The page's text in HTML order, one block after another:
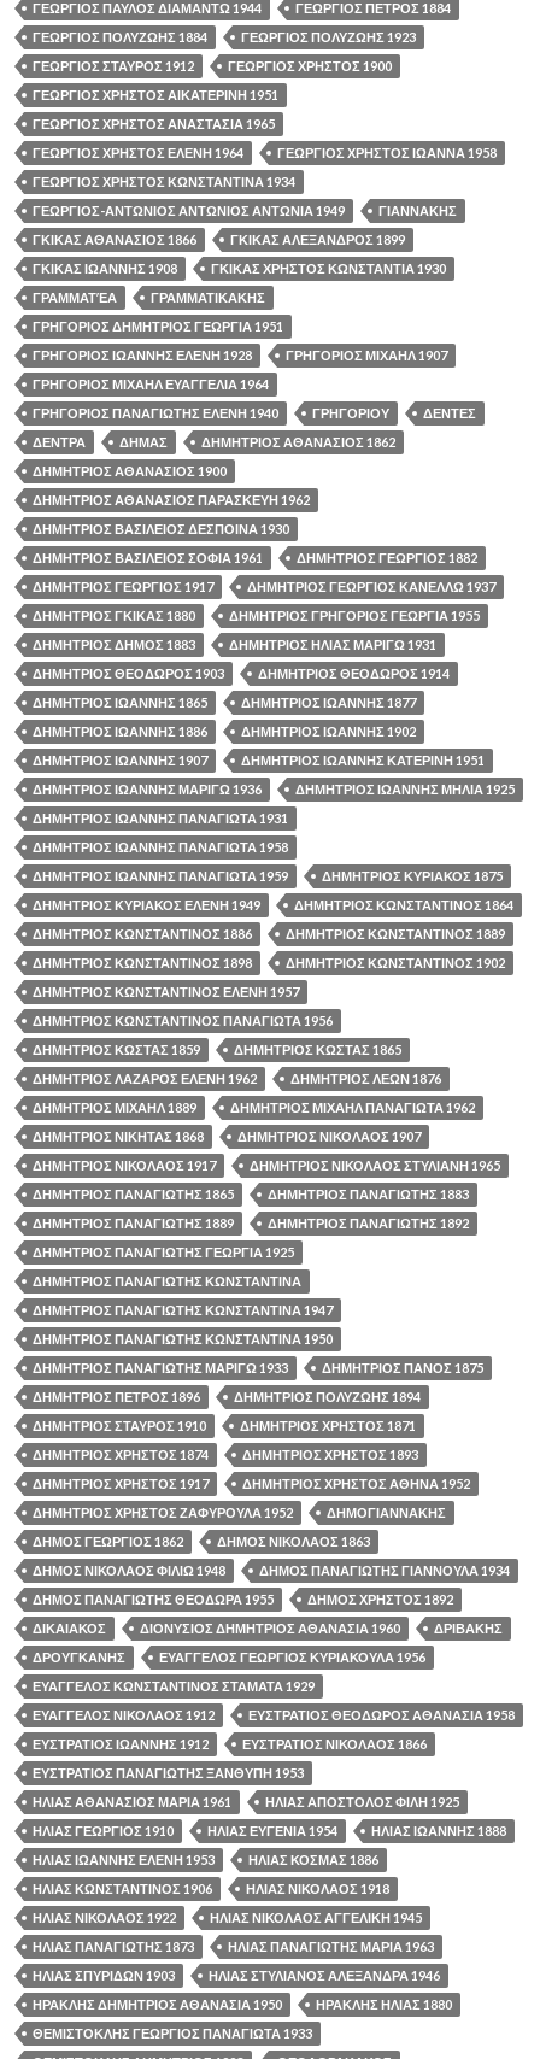
ΓΕΩΡΓΙΟΣ ΠΑΥΛΟΣ ΔΙΑΜΑΝΤΩ 1944
ΓΕΩΡΓΙΟΣ ΠΕΤΡΟΣ 1884
ΓΕΩΡΓΙΟΣ ΠΟΛΥΖΩΗΣ 1884
ΓΕΩΡΓΙΟΣ ΠΟΛΥΖΩΗΣ 1923
ΓΕΩΡΓΙΟΣ ΣΤΑΥΡΟΣ 1912
ΓΕΩΡΓΙΟΣ ΧΡΗΣΤΟΣ 1900
ΓΕΩΡΓΙΟΣ ΧΡΗΣΤΟΣ ΑΙΚΑΤΕΡΙΝΗ 1951
ΓΕΩΡΓΙΟΣ ΧΡΗΣΤΟΣ ΑΝΑΣΤΑΣΙΑ 1965
ΓΕΩΡΓΙΟΣ ΧΡΗΣΤΟΣ ΕΛΕΝΗ 1964
ΓΕΩΡΓΙΟΣ ΧΡΗΣΤΟΣ ΙΩΑΝΝΑ 1958
ΓΕΩΡΓΙΟΣ ΧΡΗΣΤΟΣ ΚΩΝΣΤΑΝΤΙΝΑ 1934
ΓΕΩΡΓΙΟΣ-ΑΝΤΩΝΙΟΣ ΑΝΤΩΝΙΟΣ ΑΝΤΩΝΙΑ 1949
ΓΙΑΝΝΑΚΗΣ
ΓΚΙΚΑΣ ΑΘΑΝΑΣΙΟΣ 1866
ΓΚΙΚΑΣ ΑΛΕΞΑΝΔΡΟΣ 1899
ΓΚΙΚΑΣ ΙΩΑΝΝΗΣ 1908
ΓΚΙΚΑΣ ΧΡΗΣΤΟΣ ΚΩΝΣΤΑΝΤΙΑ 1930
ΓΡΑΜΜΑΤΈΑ
ΓΡΑΜΜΑΤΙΚΑΚΗΣ
ΓΡΗΓΟΡΙΟΣ ΔΗΜΗΤΡΙΟΣ ΓΕΩΡΓΙΑ 1951
ΓΡΗΓΟΡΙΟΣ ΙΩΑΝΝΗΣ ΕΛΕΝΗ 1928
ΓΡΗΓΟΡΙΟΣ ΜΙΧΑΗΛ 1907
ΓΡΗΓΟΡΙΟΣ ΜΙΧΑΗΛ ΕΥΑΓΓΕΛΙΑ 1964
ΓΡΗΓΟΡΙΟΣ ΠΑΝΑΓΙΩΤΗΣ ΕΛΕΝΗ 1940
ΓΡΗΓΟΡΙΟΥ
ΔΕΝΤΕΣ
ΔΕΝΤΡΑ
ΔΗΜΑΣ
ΔΗΜΗΤΡΙΟΣ ΑΘΑΝΑΣΙΟΣ 1862
ΔΗΜΗΤΡΙΟΣ ΑΘΑΝΑΣΙΟΣ 1900
ΔΗΜΗΤΡΙΟΣ ΑΘΑΝΑΣΙΟΣ ΠΑΡΑΣΚΕΥΗ 1962
ΔΗΜΗΤΡΙΟΣ ΒΑΣΙΛΕΙΟΣ ΔΕΣΠΟΙΝΑ 1930
ΔΗΜΗΤΡΙΟΣ ΒΑΣΙΛΕΙΟΣ ΣΟΦΙΑ 1961
ΔΗΜΗΤΡΙΟΣ ΓΕΩΡΓΙΟΣ 1882
ΔΗΜΗΤΡΙΟΣ ΓΕΩΡΓΙΟΣ 1917
ΔΗΜΗΤΡΙΟΣ ΓΕΩΡΓΙΟΣ ΚΑΝΕΛΛΩ 1937
ΔΗΜΗΤΡΙΟΣ ΓΚΙΚΑΣ 1880
ΔΗΜΗΤΡΙΟΣ ΓΡΗΓΟΡΙΟΣ ΓΕΩΡΓΙΑ 1955
ΔΗΜΗΤΡΙΟΣ ΔΗΜΟΣ 1883
ΔΗΜΗΤΡΙΟΣ ΗΛΙΑΣ ΜΑΡΙΓΩ 1931
ΔΗΜΗΤΡΙΟΣ ΘΕΟΔΩΡΟΣ 1903
ΔΗΜΗΤΡΙΟΣ ΘΕΟΔΩΡΟΣ 1914
ΔΗΜΗΤΡΙΟΣ ΙΩΑΝΝΗΣ 1865
ΔΗΜΗΤΡΙΟΣ ΙΩΑΝΝΗΣ 1877
ΔΗΜΗΤΡΙΟΣ ΙΩΑΝΝΗΣ 1886
ΔΗΜΗΤΡΙΟΣ ΙΩΑΝΝΗΣ 1902
ΔΗΜΗΤΡΙΟΣ ΙΩΑΝΝΗΣ 1907
ΔΗΜΗΤΡΙΟΣ ΙΩΑΝΝΗΣ ΚΑΤΕΡΙΝΗ 1951
ΔΗΜΗΤΡΙΟΣ ΙΩΑΝΝΗΣ ΜΑΡΙΓΩ 1936
ΔΗΜΗΤΡΙΟΣ ΙΩΑΝΝΗΣ ΜΗΛΙΑ 1925
ΔΗΜΗΤΡΙΟΣ ΙΩΑΝΝΗΣ ΠΑΝΑΓΙΩΤΑ 1931
ΔΗΜΗΤΡΙΟΣ ΙΩΑΝΝΗΣ ΠΑΝΑΓΙΩΤΑ 1958
ΔΗΜΗΤΡΙΟΣ ΙΩΑΝΝΗΣ ΠΑΝΑΓΙΩΤΑ 1959
ΔΗΜΗΤΡΙΟΣ ΚΥΡΙΑΚΟΣ 1875
ΔΗΜΗΤΡΙΟΣ ΚΥΡΙΑΚΟΣ ΕΛΕΝΗ 1949
ΔΗΜΗΤΡΙΟΣ ΚΩΝΣΤΑΝΤΙΝΟΣ 1864
ΔΗΜΗΤΡΙΟΣ ΚΩΝΣΤΑΝΤΙΝΟΣ 1886
ΔΗΜΗΤΡΙΟΣ ΚΩΝΣΤΑΝΤΙΝΟΣ 1889
ΔΗΜΗΤΡΙΟΣ ΚΩΝΣΤΑΝΤΙΝΟΣ 1898
ΔΗΜΗΤΡΙΟΣ ΚΩΝΣΤΑΝΤΙΝΟΣ 1902
ΔΗΜΗΤΡΙΟΣ ΚΩΝΣΤΑΝΤΙΝΟΣ ΕΛΕΝΗ 1957
ΔΗΜΗΤΡΙΟΣ ΚΩΝΣΤΑΝΤΙΝΟΣ ΠΑΝΑΓΙΩΤΑ 1956
ΔΗΜΗΤΡΙΟΣ ΚΩΣΤΑΣ 1859
ΔΗΜΗΤΡΙΟΣ ΚΩΣΤΑΣ 1865
ΔΗΜΗΤΡΙΟΣ ΛΑΖΑΡΟΣ ΕΛΕΝΗ 1962
ΔΗΜΗΤΡΙΟΣ ΛΕΩΝ 1876
ΔΗΜΗΤΡΙΟΣ ΜΙΧΑΗΛ 1889
ΔΗΜΗΤΡΙΟΣ ΜΙΧΑΗΛ ΠΑΝΑΓΙΩΤΑ 1962
ΔΗΜΗΤΡΙΟΣ ΝΙΚΗΤΑΣ 1868
ΔΗΜΗΤΡΙΟΣ ΝΙΚΟΛΑΟΣ 1907
ΔΗΜΗΤΡΙΟΣ ΝΙΚΟΛΑΟΣ 1917
ΔΗΜΗΤΡΙΟΣ ΝΙΚΟΛΑΟΣ ΣΤΥΛΙΑΝΗ 1965
ΔΗΜΗΤΡΙΟΣ ΠΑΝΑΓΙΩΤΗΣ 1865
ΔΗΜΗΤΡΙΟΣ ΠΑΝΑΓΙΩΤΗΣ 1883
ΔΗΜΗΤΡΙΟΣ ΠΑΝΑΓΙΩΤΗΣ 1889
ΔΗΜΗΤΡΙΟΣ ΠΑΝΑΓΙΩΤΗΣ 1892
ΔΗΜΗΤΡΙΟΣ ΠΑΝΑΓΙΩΤΗΣ ΓΕΩΡΓΙΑ 1925
ΔΗΜΗΤΡΙΟΣ ΠΑΝΑΓΙΩΤΗΣ ΚΩΝΣΤΑΝΤΙΝΑ
ΔΗΜΗΤΡΙΟΣ ΠΑΝΑΓΙΩΤΗΣ ΚΩΝΣΤΑΝΤΙΝΑ 1947
ΔΗΜΗΤΡΙΟΣ ΠΑΝΑΓΙΩΤΗΣ ΚΩΝΣΤΑΝΤΙΝΑ 1950
ΔΗΜΗΤΡΙΟΣ ΠΑΝΑΓΙΩΤΗΣ ΜΑΡΙΓΩ 1933
ΔΗΜΗΤΡΙΟΣ ΠΑΝΟΣ 1875
ΔΗΜΗΤΡΙΟΣ ΠΕΤΡΟΣ 1896
ΔΗΜΗΤΡΙΟΣ ΠΟΛΥΖΩΗΣ 1894
ΔΗΜΗΤΡΙΟΣ ΣΤΑΥΡΟΣ 1910
ΔΗΜΗΤΡΙΟΣ ΧΡΗΣΤΟΣ 1871
ΔΗΜΗΤΡΙΟΣ ΧΡΗΣΤΟΣ 1874
ΔΗΜΗΤΡΙΟΣ ΧΡΗΣΤΟΣ 1893
ΔΗΜΗΤΡΙΟΣ ΧΡΗΣΤΟΣ 1917
ΔΗΜΗΤΡΙΟΣ ΧΡΗΣΤΟΣ ΑΘΗΝΑ 1952
ΔΗΜΗΤΡΙΟΣ ΧΡΗΣΤΟΣ ΖΑΦΥΡΟΥΛΑ 1952
ΔΗΜΟΓΙΑΝΝΑΚΗΣ
ΔΗΜΟΣ ΓΕΩΡΓΙΟΣ 1862
ΔΗΜΟΣ ΝΙΚΟΛΑΟΣ 1863
ΔΗΜΟΣ ΝΙΚΟΛΑΟΣ ΦΙΛΙΩ 1948
ΔΗΜΟΣ ΠΑΝΑΓΙΩΤΗΣ ΓΙΑΝΝΟΥΛΑ 1934
ΔΗΜΟΣ ΠΑΝΑΓΙΩΤΗΣ ΘΕΟΔΩΡΑ 1955
ΔΗΜΟΣ ΧΡΗΣΤΟΣ 1892
ΔΙΚΑΙΑΚΟΣ
ΔΙΟΝΥΣΙΟΣ ΔΗΜΗΤΡΙΟΣ ΑΘΑΝΑΣΙΑ 1960
ΔΡΙΒΑΚΗΣ
ΔΡΟΥΓΚΑΝΗΣ
ΕΥΑΓΓΕΛΟΣ ΓΕΩΡΓΙΟΣ ΚΥΡΙΑΚΟΥΛΑ 1956
ΕΥΑΓΓΕΛΟΣ ΚΩΝΣΤΑΝΤΙΝΟΣ ΣΤΑΜΑΤΑ 1929
ΕΥΑΓΓΕΛΟΣ ΝΙΚΟΛΑΟΣ 1912
ΕΥΣΤΡΑΤΙΟΣ ΘΕΟΔΩΡΟΣ ΑΘΑΝΑΣΙΑ 1958
ΕΥΣΤΡΑΤΙΟΣ ΙΩΑΝΝΗΣ 1912
ΕΥΣΤΡΑΤΙΟΣ ΝΙΚΟΛΑΟΣ 1866
ΕΥΣΤΡΑΤΙΟΣ ΠΑΝΑΓΙΩΤΗΣ ΞΑΝΘΥΠΗ 1953
ΗΛΙΑΣ ΑΘΑΝΑΣΙΟΣ ΜΑΡΙΑ 1961
ΗΛΙΑΣ ΑΠΟΣΤΟΛΟΣ ΦΙΛΗ 1925
ΗΛΙΑΣ ΓΕΩΡΓΙΟΣ 1910
ΗΛΙΑΣ ΕΥΓΕΝΙΑ 1954
ΗΛΙΑΣ ΙΩΑΝΝΗΣ 1888
ΗΛΙΑΣ ΙΩΑΝΝΗΣ ΕΛΕΝΗ 1953
ΗΛΙΑΣ ΚΟΣΜΑΣ 1886
ΗΛΙΑΣ ΚΩΝΣΤΑΝΤΙΝΟΣ 1906
ΗΛΙΑΣ ΝΙΚΟΛΑΟΣ 1918
ΗΛΙΑΣ ΝΙΚΟΛΑΟΣ 1922
ΗΛΙΑΣ ΝΙΚΟΛΑΟΣ ΑΓΓΕΛΙΚΗ 1945
ΗΛΙΑΣ ΠΑΝΑΓΙΩΤΗΣ 1873
ΗΛΙΑΣ ΠΑΝΑΓΙΩΤΗΣ ΜΑΡΙΑ 1963
ΗΛΙΑΣ ΣΠΥΡΙΔΩΝ 1903
ΗΛΙΑΣ ΣΤΥΛΙΑΝΟΣ ΑΛΕΞΑΝΔΡΑ 1946
ΗΡΑΚΛΗΣ ΔΗΜΗΤΡΙΟΣ ΑΘΑΝΑΣΙΑ 1950
ΗΡΑΚΛΗΣ ΗΛΙΑΣ 1880
ΘΕΜΙΣΤΟΚΛΗΣ ΓΕΩΡΓΙΟΣ ΠΑΝΑΓΙΩΤΑ 1933